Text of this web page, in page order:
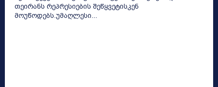
თეირანს რეპრესიების შეწყვეტისკენ
მოუწოდებს.უმაღლესი...